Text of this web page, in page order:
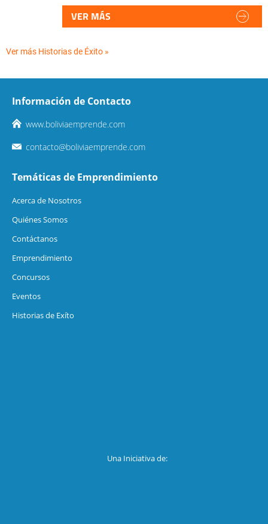
VER MÁS
Ver más Historias de Éxito »
Información de Contacto
www.boliviaemprende.com
contacto@boliviaemprende.com
Temáticas de Emprendimiento
Acerca de Nosotros
Quiénes Somos
Contáctanos
Emprendimiento
Concursos
Eventos
Historias de Exíto
Una Iniciativa de: